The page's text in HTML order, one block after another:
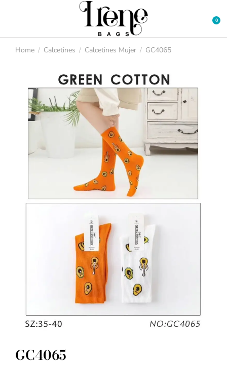
You are here:
Home Calcetines Calcetines Mujer GC4065
GC4065